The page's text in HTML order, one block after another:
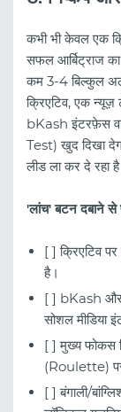
कभी भी केवल एक
सफल आर्बिट्राज
कम 3-4 बिल्कुल
क्रिएटिव, एक न्यूज़
bKash इंटरफ़ेस
Test) खुद दिखा
लीड ला कर दे रहा
'लांच' बटन दबाने
[ ] क्रिएटिव
है।
[ ] bKash और
सोशल मीडिया
[ ] मुख्य फोकस
(Roulette)
[ ] बंगाली/